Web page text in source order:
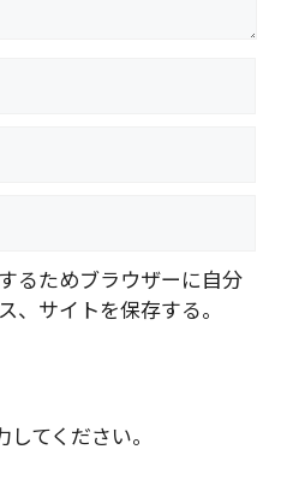
るためブラウザーに自分
、サイトを保存する。
てください。